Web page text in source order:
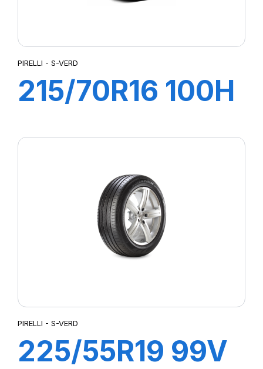
PIRELLI - S-VERD
215/70R16 100H
PIRELLI - S-VERD
225/55R19 99V